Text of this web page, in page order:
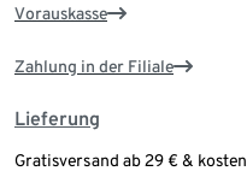
Vorauskasse
Zahlung in der Filiale
Lieferung
Gratisversand ab 29 € &